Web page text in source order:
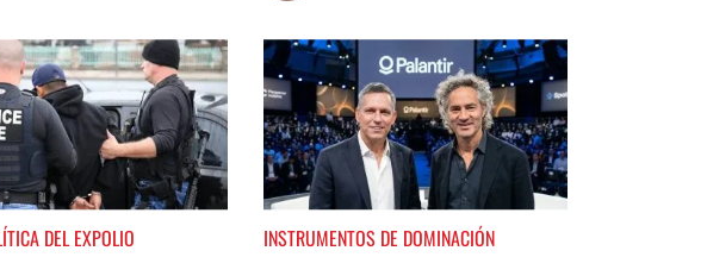
DEL EXPOLIO INSTRUMENTOS DE DOMINACIÓN